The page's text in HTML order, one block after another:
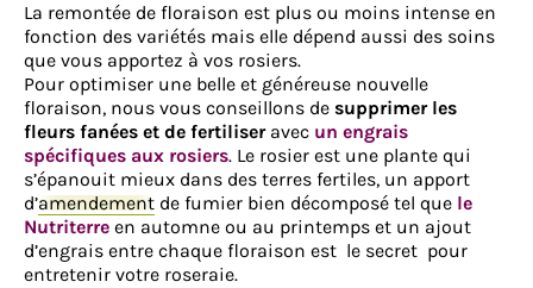
La remontée de floraison est plus ou moins intense en
fonction des variétés mais elle dépend aussi des soins
que vous apportez à vos rosiers.
Pour optimiser une belle et généreuse nouvelle
floraison, nous vous conseillons de supprimer les
fleurs fanées et de fertiliseravec un engrais
spécifiques aux rosiers. Le rosier est une plante qui
s’épanouit mieux dans des terres fertiles, un apport
d’amendement de fumier bien décomposé tel que le
Nutriterre en automne ou au printemps et un ajout
d’engrais entre chaque floraison est le secret pour
entretenir votre roseraie.